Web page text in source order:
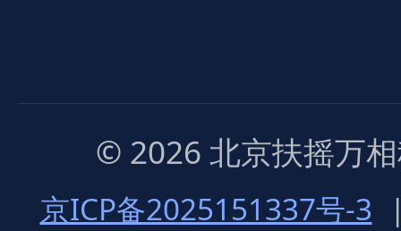
© 2026 北京扶摇万
京ICP备2025151337号-3